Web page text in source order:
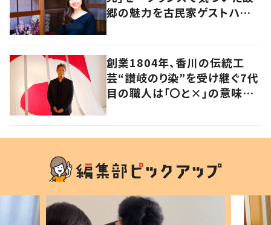
郷の魅力を古民家ゲストハウス
創業1804年、香川の伝統工
芸“讃岐のり染”を受け継ぐ7代
目の職人は「〇と×」の意味を